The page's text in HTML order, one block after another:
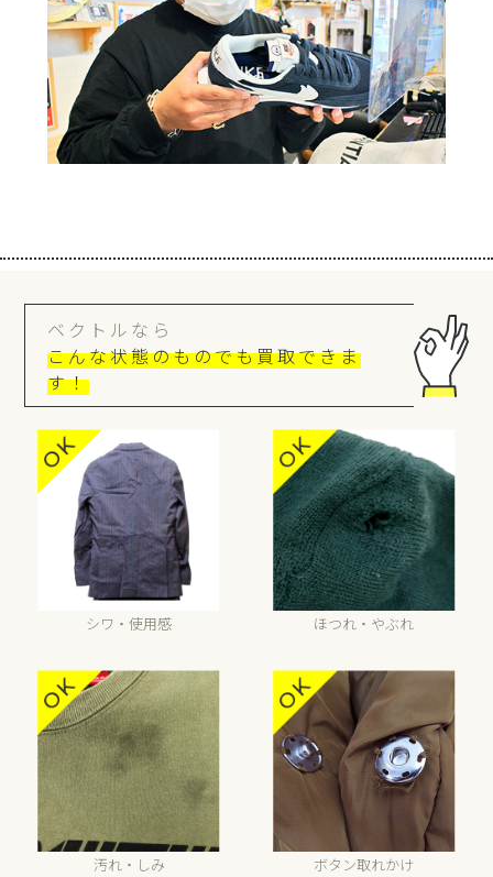
ベクトルなら
こんな状態のものでも買取できま
す！
シワ・使用感 ほつれ・やぶれ
汚れ・しみ ボタン取れかけ